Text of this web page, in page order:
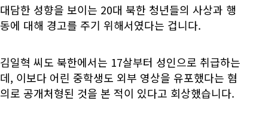
대담한 성향을 보이는 20대 북한 청년들의 사상과 행
동에 대해 경고를 주기 위해서였다는 겁니다.
김일혁 씨도 북한에서는 17살부터 성인으로 취급하는
데, 이보다 어린 중학생도 외부 영상을 유포했다는 혐
의로 공개처형된 것을 본 적이 있다고 회상했습니다.